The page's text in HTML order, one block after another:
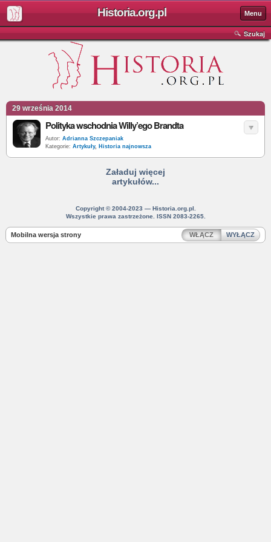
Historia.org.pl Menu
Szukaj
29 września 2014
Polityka wschodnia Willy’ego Brandta
Autor: Adrianna Szczepaniak
Kategorie: Artykuły, Historia najnowsza
Załaduj więcej
artykułów...
Copyright © 2004-2023 — Historia.org.pl.
Wszystkie prawa zastrzeżone. ISSN 2083-2265.
Mobilna wersja strony WŁĄCZ WYŁĄCZ